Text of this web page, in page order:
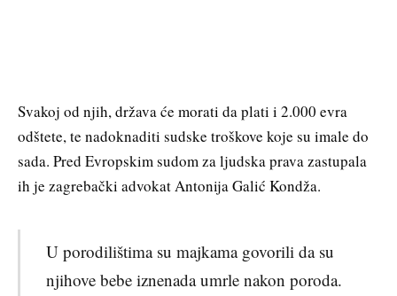
Svakoj od njih, država će morati da plati i 2.000 evra
odštete, te nadoknaditi sudske troškove koje su imale do
sada. Pred Evropskim sudom za ljudska prava zastupala
ih je zagrebački advokat Antonija Galić Kondža.
U porodilištima su majkama govorili da su
njihove bebe iznenada umrle nakon poroda.